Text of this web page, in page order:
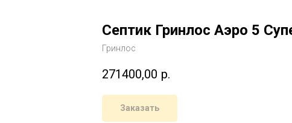
Септик Гринлос Аэро 5
Гринлос
271400,00 р.
Заказать